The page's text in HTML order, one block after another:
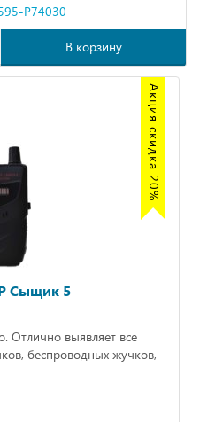
P74030
В корзину
Акция скидка 20%
Сыщик 5
Отлично выявляет все
беспроводных жучков,